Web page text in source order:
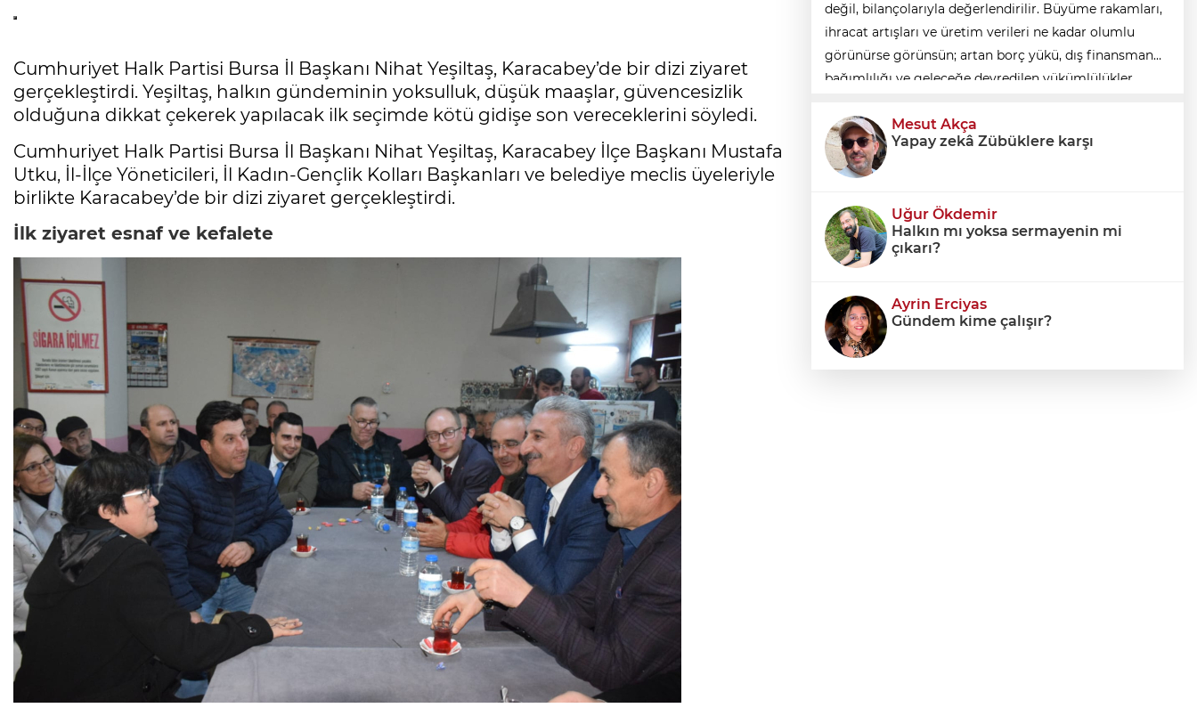
Cumhuriyet Halk Partisi Bursa İl Başkanı Nihat Yeşiltaş, Karacabey’de bir dizi ziyaret
gerçekleştirdi. Yeşiltaş, halkın gündeminin yoksulluk, düşük maaşlar, güvencesizlik
olduğuna dikkat çekerek yapılacak ilk seçimde kötü gidişe son vereceklerini söyledi.
Cumhuriyet Halk Partisi Bursa İl Başkanı Nihat Yeşiltaş, Karacabey İlçe Başkanı Mustafa
Utku, İl-İlçe Yöneticileri, İl Kadın-Gençlik Kolları Başkanları ve belediye meclis üyeleriyle
birlikte Karacabey’de bir dizi ziyaret gerçekleştirdi.
İlk ziyaret esnaf ve kefalete
değil, bilançolarıyla değerlendirilir. Büyüme rakamları,
ihracat artışları ve üretim verileri ne kadar olumlu
görünürse görünsün; artan borç yükü, dış finansman
bağımlılığı ve geleceğe devredilen yükümlülükler
Mesut Akça
Yapay zekâ Zübüklere karşı
Uğur Ökdemir
Halkın mı yoksa sermayenin mi
çıkarı?
Ayrin Erciyas
Gündem kime çalışır?